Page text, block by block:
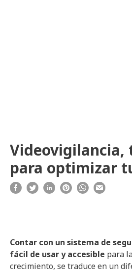
Videovigilancia,
para optimizar
Contar con un sistema de
fácil de usar y accesible para
crecimiento, se traduce en un